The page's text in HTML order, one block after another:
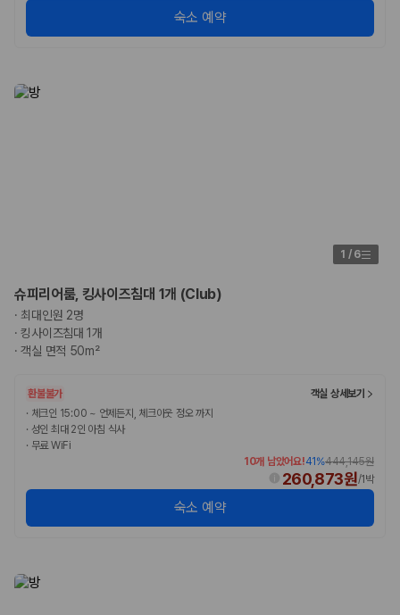
숙소 예약
1 / 6
슈피리어룸, 킹사이즈침대 1개 (Club)
· 최대인원 2명
·킹사이즈침대 1개
·객실 면적 50m²
환불불가
객실 상세보기
· 체크인 15:00 ~ 언제든지, 체크아웃 정오 까지
· 성인 최대 2인 아침 식사
· 무료 WiFi
10개 남았어요!41%444,145원
260,873원/1박
숙소 예약